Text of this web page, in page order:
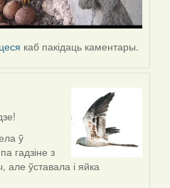
каб пакідаць каментары.
ў
гадзіне з
але ўставала і яйка